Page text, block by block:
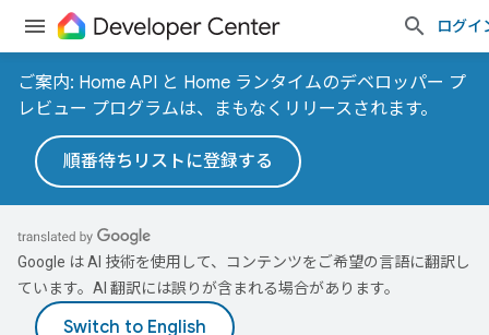
ログイ
ご案内: Home API と Home ランタイムのデベロッパー プ
レビュー プログラムは、まもなくリリースされます。
順番待ちリストに登録する
Google は AI 技術を使用して、コンテンツをご希望の言語に翻訳し
ています。AI 翻訳には誤りが含まれる場合があります。